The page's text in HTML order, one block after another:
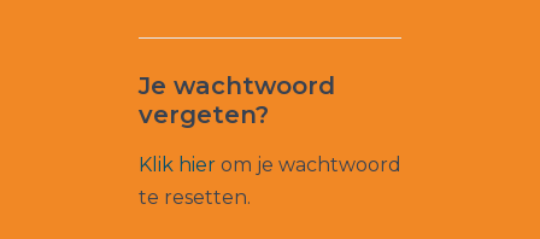
Je wachtwoord
vergeten?
Klik hier om je wachtwoord
te resetten.